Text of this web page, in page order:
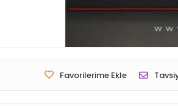
Favorilerime Ekle